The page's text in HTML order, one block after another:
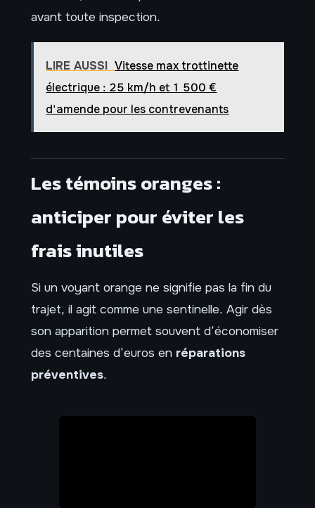
avant toute inspection.
LIRE AUSSI Vitesse max trottinette
électrique : 25 km/h et 1 500 €
d'amende pour les contrevenants
Les témoins oranges :
anticiper pour éviter les
frais inutiles
Si un voyant orange ne signifie pas la fin du
trajet, il agit comme une sentinelle. Agir dès
son apparition permet souvent d’économiser
des centaines d’euros en réparations
préventives.